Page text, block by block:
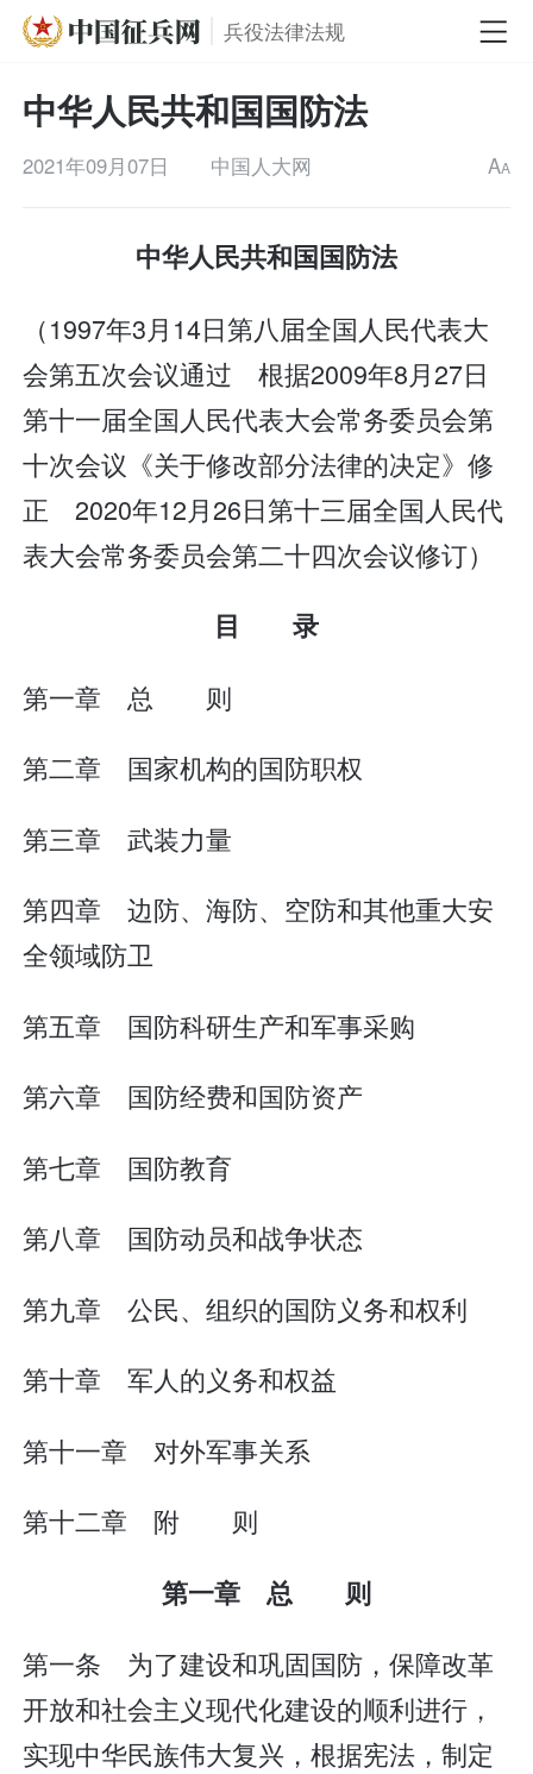
兵役法律法规
中华人民共和国国防法
2021年09月07日 中国人大网 AA
中华人民共和国国防法
（1997年3月14日第八届全国人民代表大
会第五次会议通过 根据2009年8月27日
第十一届全国人民代表大会常务委员会第
十次会议《关于修改部分法律的决定》修
正 2020年12月26日第十三届全国人民代
表大会常务委员会第二十四次会议修订）
目 录
第一章 总 则
第二章 国家机构的国防职权
第三章 武装力量
第四章 边防、海防、空防和其他重大安
全领域防卫
第五章 国防科研生产和军事采购
第六章 国防经费和国防资产
第七章 国防教育
第八章 国防动员和战争状态
第九章 公民、组织的国防义务和权利
第十章 军人的义务和权益
第十一章 对外军事关系
第十二章 附 则
第一章 总 则
第一条 为了建设和巩固国防，保障改革
开放和社会主义现代化建设的顺利进行，
实现中华民族伟大复兴，根据宪法，制定